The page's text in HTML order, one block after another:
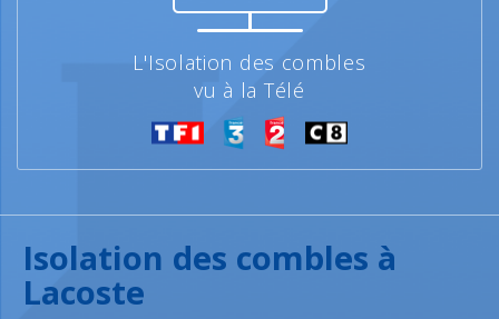
L'Isolation des combles
vu à la Télé
Isolation des combles à
Lacoste